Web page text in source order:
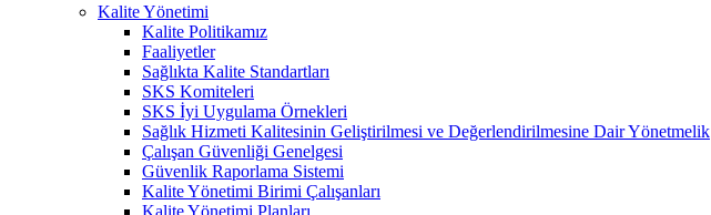
Kalite Yönetimi
Kalite Politikamız
Faaliyetler
Sağlıkta Kalite Standartları
SKS Komiteleri
SKS İyi Uygulama Örnekleri
Sağlık Hizmeti Kalitesinin Geliştirilmesi ve Değerlendirilmesine Dair Yönetmelik
Çalışan Güvenliği Genelgesi
Güvenlik Raporlama Sistemi
Kalite Yönetimi Birimi Çalışanları
Kalite Yönetimi Planları